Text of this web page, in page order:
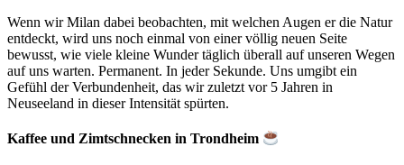
Wenn wir Milan dabei beobachten, mit welchen Augen er die Natur
entdeckt, wird uns noch einmal von einer völlig neuen Seite
bewusst, wie viele kleine Wunder täglich überall auf unseren Wegen
auf uns warten. Permanent. In jeder Sekunde. Uns umgibt ein
Gefühl der Verbundenheit, das wir zuletzt vor 5 Jahren in
Neuseeland in dieser Intensität spürten.
Kaffee und Zimtschnecken in Trondheim